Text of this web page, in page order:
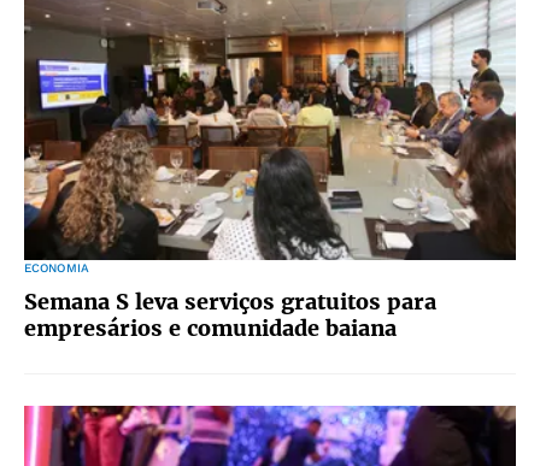
ECONOMIA
Semana S leva serviços gratuitos para
empresários e comunidade baiana